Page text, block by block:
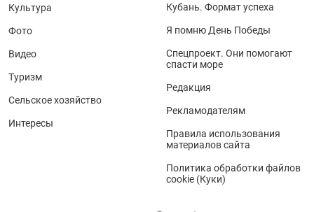
Культура
Фото
Видео
Туризм
Сельское хозяйство
Интересы
Кубань. Формат успеха
Я помню День Победы
Спецпроект. Они помогают
спасти море
Редакция
Рекламодателям
Правила использования
материалов сайта
Политика обработки файлов
cookie (Куки)